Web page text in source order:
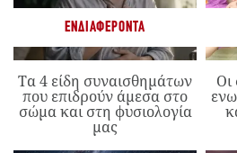
ΕΝΔΙΑΦΈΡΟΝΤΑ
Τα 4 είδη συναισθημάτων
που επιδρούν άμεσα στο
σώμα και στη φυσιολογία
μας
Οι